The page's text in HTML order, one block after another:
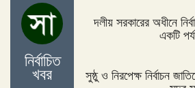
জিম্বাবুয়ের দায়িত্বে বাংলাদেশের
দিনাজপুরের ফুলবাড়ীতে সড়ক
নির্বাচিত
খবর
দলীয় সরকারের অধীনে
একটি
সুষ্ঠু ও নিরপেক্ষ নির্বাচন